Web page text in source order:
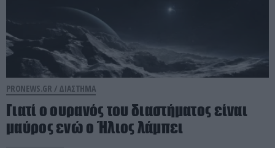
PRONEWS.GR / ΔΙΑΣΤΗΜΑ
Γιατί ο ουρανός του διαστήματος είναι
μαύρος ενώ ο Ήλιος λάμπει